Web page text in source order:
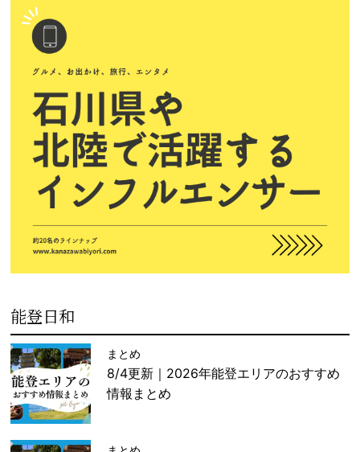
能登日和
まとめ
8/4更新｜2026年能登エリアのおすすめ
情報まとめ